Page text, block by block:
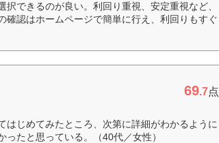
できるのが良い。利回り重視、安定重視など、
確認はホームページで簡単に行え、利回りもすぐ
69.7点
じめてみたところ、次第に詳細がわかるように
たと思っている。（40代／女性）